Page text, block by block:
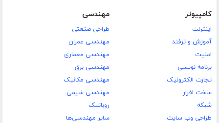
کامپیوتر
اینترنت
آموزش و ترفند
امنیت
برنامه نویسی
تجارت الکترونیک
سخت افزار
شبکه
طراحی وب سایت
مهندسی
طراحی صنعتی
مهندسی عمران
مهندسی معماری
مهندسی برق
مهندسی مکانیک
مهندسی شیمی
روباتیک
سایر مهندسی‌ها